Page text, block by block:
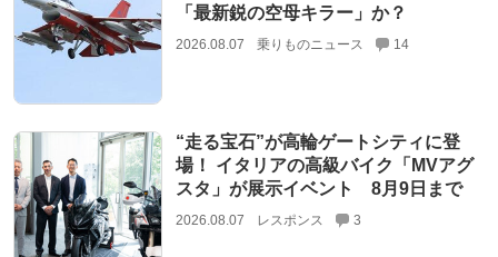
「最新鋭の空母キラー」か？
2026.08.07 乗りものニュース 14
“走る宝石”が高輪ゲートシティに登
場！ イタリアの高級バイク「MVアグ
スタ」が展示イベント 8月9日まで
2026.08.07 レスポンス 3